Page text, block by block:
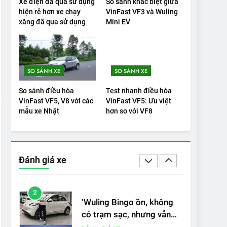
hiện rẻ hơn xe chạy
xăng đã qua sử dụng
VinFast VF3 và Wuling
Mini EV
SO SÁNH XE
So sánh điều hòa
VinFast VF5, V8 với các
mẫu xe Nhật
SO SÁNH XE
Test nhanh điều hòa
VinFast VF5: Ưu việt
hơn so với VF8
Đánh giá xe
tranh với các xe xăng
cùng tầm giá?
ĐÁNH GIÁ XE
20
Đánh giá: Người đam mê
xe điện Hyundai Ioniq 5 N
2025 cho thấy đáng để
chờ đợi
1
Xe tốt nhất để mua năm
nêu tên 5 người vào
ĐÁNH GIÁ XE
2
bán được nếu biết cách’
ĐÁNH GIÁ XE
3